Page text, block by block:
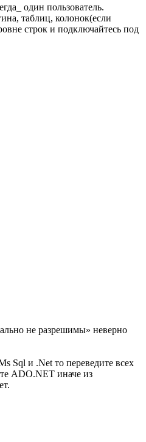
один пользователь.
таблиц, колонок(если
строк и подключайтесь под
не разрешимы» неверно
Sql и .Net то переведите всех
ADO.NET иначе из